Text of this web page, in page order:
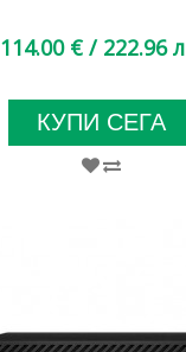
114.00 € / 222.96
КУПИ СЕГА